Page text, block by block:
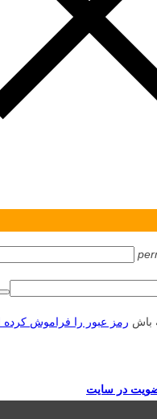
باش رمز عبور را فراموش کرده
در سایت